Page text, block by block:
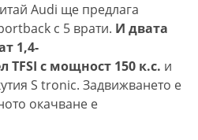
Audi ще предлага
с 5 врати. И двата
1,4-
TFSI с мощност 150 к.с. и
S tronic. Задвижването е
окачване е